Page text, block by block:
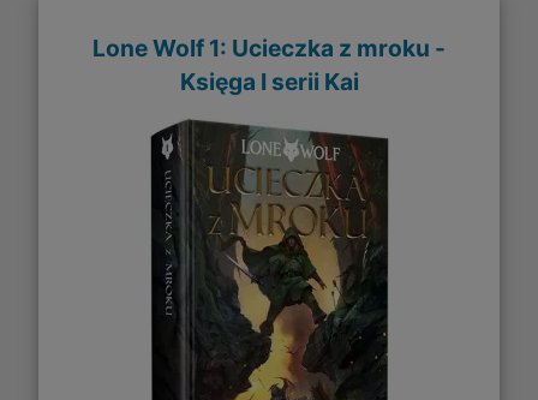
Lone Wolf 1: Ucieczka z mroku -
Księga I serii Kai